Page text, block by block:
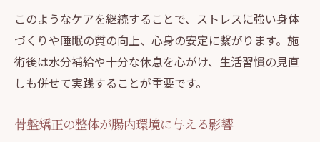
このようなケアを継続することで、ストレスに強い身体
づくりや睡眠の質の向上、心身の安定に繋がります。施
術後は水分補給や十分な休息を心がけ、生活習慣の見直
しも併せて実践することが重要です。
骨盤矯正の整体が腸内環境に与える影響